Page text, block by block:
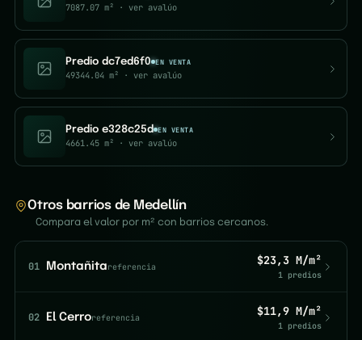
7087.07 m² · ver avalúo
Predio dc7ed6f0 EN VENTA
49344.04 m² · ver avalúo
Predio e328c25d EN VENTA
4661.45 m² · ver avalúo
Otros barrios de Medellín
Compara el valor por m² con barrios cercanos.
01 Montañitareferencia $23,3 M/m²
1 predios
02 El Cerroreferencia $11,9 M/m²
1 predios